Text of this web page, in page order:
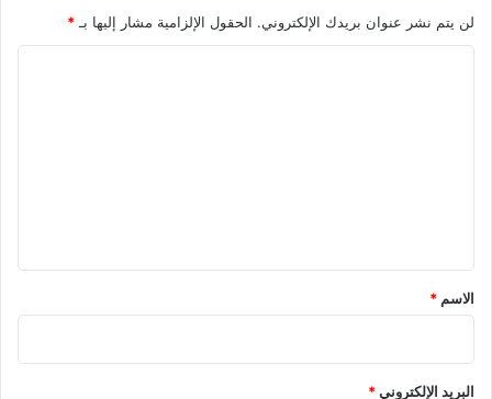
لن يتم نشر عنوان بريدك الإلكتروني. الحقول الإلزامية مشار إليها بـ *
الاسم *
البريد الإلكتروني*